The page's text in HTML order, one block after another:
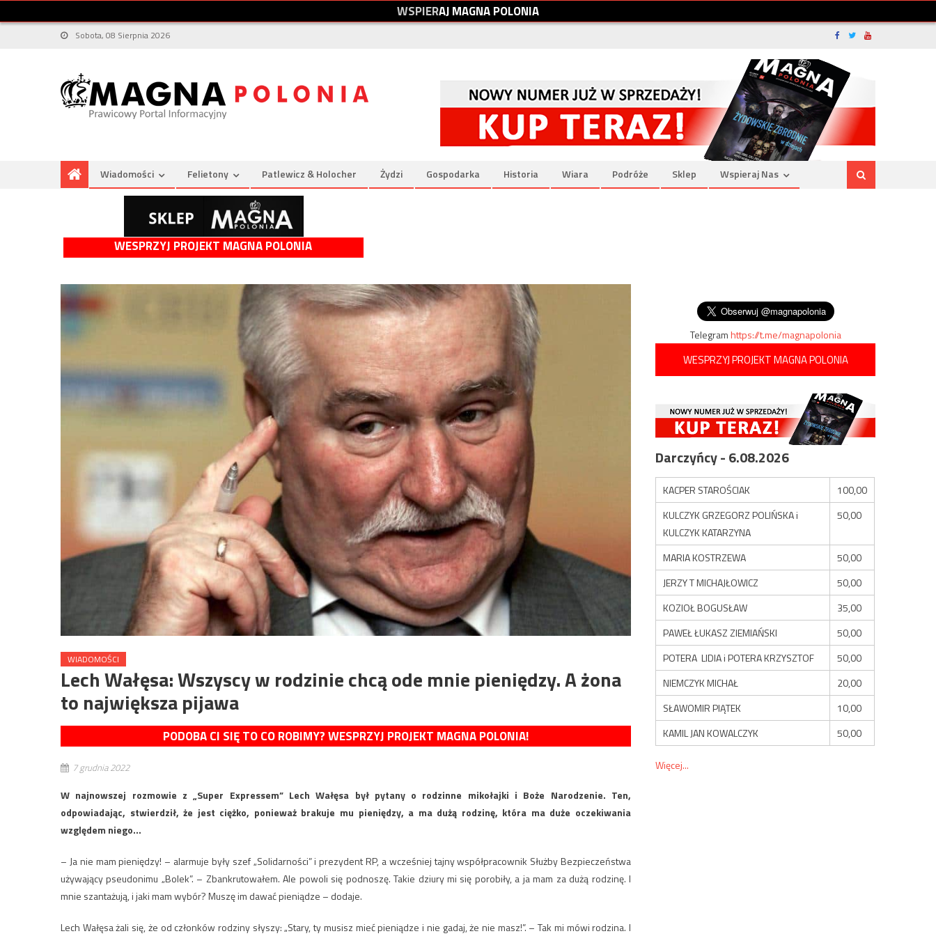
WSPIERAJMAGNAPOLONIA
Sobota, 08 Sierpnia 2026
Wiadomości Felietony Patlewicz & Holocher Żydzi Gospodarka Historia Wiara Podróże Sklep Wspieraj Nas
WESPRZYJ PROJEKT MAGNA POLONIA
WIADOMOŚCI
Lech Wałęsa: Wszyscy w rodzinie chcą ode mnie pieniędzy. A żona
to największa pijawa
PODOBA CI SIĘ TO CO ROBIMY? WESPRZYJ PROJEKT MAGNA POLONIA!
7 grudnia 2022
W najnowszej rozmowie z „Super Expressem” Lech Wałęsa był pytany o rodzinne mikołajki i Boże Narodzenie. Ten,
odpowiadając, stwierdził, że jest ciężko, ponieważ brakuje mu pieniędzy, a ma dużą rodzinę, która ma duże oczekiwania
względem niego…
– Ja nie mam pieniędzy! – alarmuje były szef „Solidarności” i prezydent RP, a wcześniej tajny współpracownik Służby Bezpieczeństwa
używający pseudonimu „Bolek”. – Zbankrutowałem. Ale powoli się podnoszę. Takie dziury mi się porobiły, a ja mam za dużą rodzinę. I
mnie szantażują, i jaki mam wybór? Muszę im dawać pieniądze – dodaje.
Lech Wałęsa żali się, że od członków rodziny słyszy: „Stary, ty musisz mieć pieniądze i nie gadaj, że nie masz!”. – Tak mi mówi rodzina. I
Telegramhttps://t.me/magnapolonia
WESPRZYJ PROJEKT MAGNA POLONIA
Darczyńcy - 6.08.2026
KACPER STAROŚCIAK
100,00
KULCZYK GRZEGORZ POLIŃSKA i
KULCZYK KATARZYNA
50,00
MARIA KOSTRZEWA
50,00
JERZY T MICHAJŁOWICZ
50,00
KOZIOŁ BOGUSŁAW
35,00
PAWEŁ ŁUKASZ ZIEMIAŃSKI
50,00
POTERA LIDIA i POTERA KRZYSZTOF
50,00
NIEMCZYK MICHAŁ
20,00
SŁAWOMIR PIĄTEK
10,00
KAMIL JAN KOWALCZYK
50,00
Więcej...